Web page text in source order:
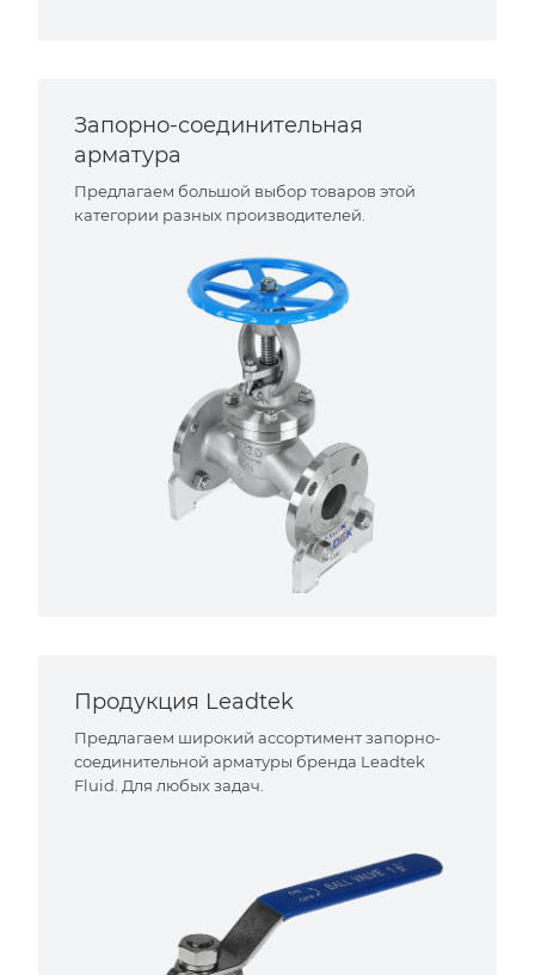
Запорно-соединительная
арматура
Предлагаем большой выбор товаров этой
категории разных производителей.
Продукция Leadtek
Предлагаем широкий ассортимент запорно-
соединительной арматуры бренда Leadtek
Fluid. Для любых задач.